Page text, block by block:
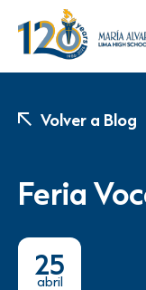
Volver a Blog
Feria
25
abril